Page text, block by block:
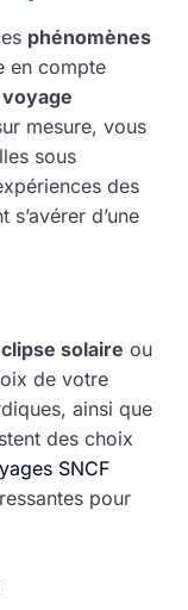
phénomènes
en compte
mesure, vous
sous
des
d’une
solaire ou
de votre
ainsi que
des choix
SNCF
pour